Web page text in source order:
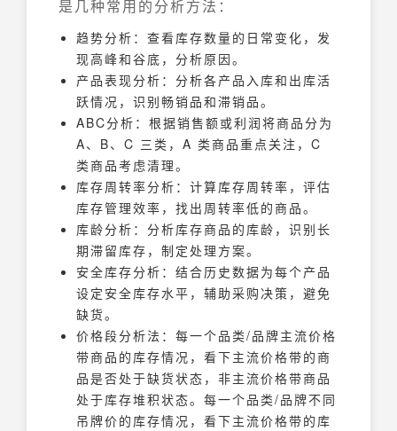
是几种常用的分析方法：
趋势分析：查看库存数量的日常变化，发
现高峰和谷底，分析原因。
产品表现分析：分析各产品入库和出库活
跃情况，识别畅销品和滞销品。
ABC分析：根据销售额或利润将商品分为
A、B、C 三类，A 类商品重点关注，C
类商品考虑清理。
库存周转率分析：计算库存周转率，评估
库存管理效率，找出周转率低的商品。
库龄分析：分析库存商品的库龄，识别长
期滞留库存，制定处理方案。
安全库存分析：结合历史数据为每个产品
设定安全库存水平，辅助采购决策，避免
缺货。
价格段分析法：每一个品类/品牌主流价格
带商品的库存情况，看下主流价格带的商
品是否处于缺货状态，非主流价格带商品
处于库存堆积状态。每一个品类/品牌不同
吊牌价的库存情况，看下主流价格带的库